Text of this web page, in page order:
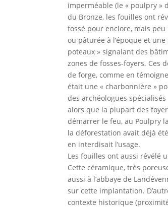
imperméable (le « poulpry »
du Bronze, les fouilles ont
fossé pour enclore, mais
ou pâturée à l’époque et
poteaux » signalant des
zones de fosses-foyers. Ces
de forge, comme en
était une « charbonnière »
des archéologues
alors que la plupart des
démarrer le feu, au Poulpry
la déforestation avait déjà
en interdisait l’usage.
Les fouilles ont aussi révélé
Cette céramique, très
aussi à l’abbaye de
sur cette implantation.
contexte historique